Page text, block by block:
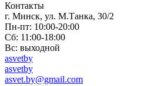
Контакты
г. Минск, ул. М.Танка, 30/2
Пн-пт: 10:00-20:00
Сб: 11:00-18:00
Вс: выходной
asvetby
asvetby
asvet.by@gmail.com